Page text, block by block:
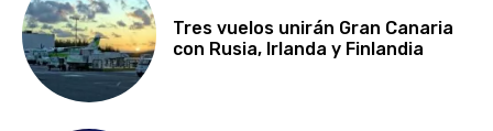
Tres vuelos unirán Gran Canaria
con Rusia, Irlanda y Finlandia